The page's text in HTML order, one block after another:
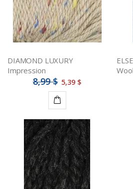
DIAMOND LUXURY
Impression
8,99 $ 5,39 $
au
panier